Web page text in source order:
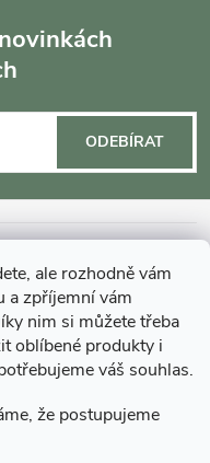
ale rozhodně vám
a zpříjemní vám
nim si můžete třeba
oblíbené produkty i
váš souhlas.
že postupujeme
ODEBÍRAT
údržba zahrad a interiérů